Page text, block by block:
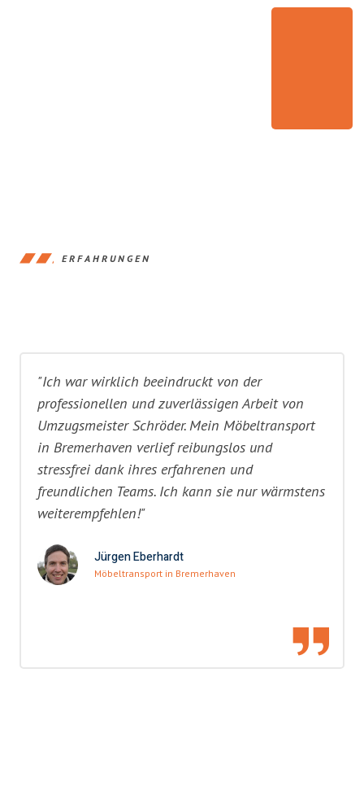
ERFAHRUNGEN
"Ich war wirklich beeindruckt von der
professionellen und zuverlässigen Arbeit von
Umzugsmeister Schröder. Mein Möbeltransport
in Bremerhaven verlief reibungslos und
stressfrei dank ihres erfahrenen und
freundlichen Teams. Ich kann sie nur wärmstens
weiterempfehlen!"
Jürgen Eberhardt
Möbeltransport in Bremerhaven